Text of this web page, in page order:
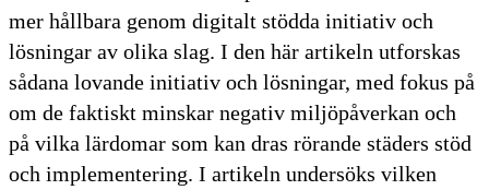
mer hållbara genom digitalt stödda initiativ och
lösningar av olika slag. I den här artikeln utforskas
sådana lovande initiativ och lösningar, med fokus på
om de faktiskt minskar negativ miljöpåverkan och
på vilka lärdomar som kan dras rörande städers stöd
och implementering. I artikeln undersöks vilken